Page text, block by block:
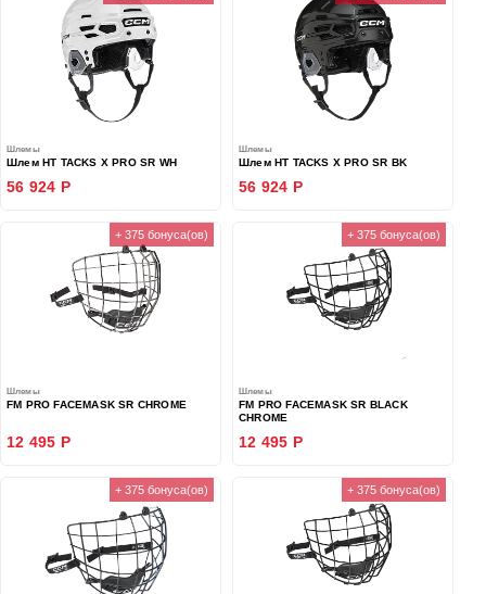
Шлемы
Шлем HT TACKS X PRO SR WH
56 924 Р
Шлемы
Шлем HT TACKS X PRO SR BK
56 924 Р
+ 375 бонуса(ов)
Шлемы
FM PRO FACEMASK SR CHROME
12 495 Р
+ 375 бонуса(ов)
Шлемы
FM PRO FACEMASK SR BLACK
CHROME
12 495 Р
+ 375 бонуса(ов) + 375 бонуса(ов)